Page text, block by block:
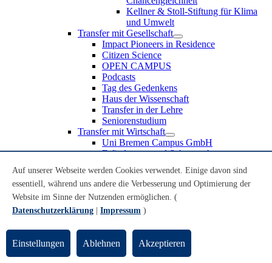
Kellner & Stoll-Stiftung für Klima
und Umwelt
Transfer mit Gesellschaft
Impact Pioneers in Residence
Citizen Science
OPEN CAMPUS
Podcasts
Tag des Gedenkens
Haus der Wissenschaft
Transfer in der Lehre
Seniorenstudium
Transfer mit Wirtschaft
Uni Bremen Campus GmbH
Erfindungen und Schutzrechte
Recruiting an der Universität Bremen
Weiterbildung an der Universität Bremen
Transfer mit Schule
Schülerinnen und Schüler
Schulklassen
Lehrkräfte
Gründungsunterstützung
Auf unserer Webseite werden Cookies verwendet. Einige davon sind
essentiell, während uns andere die Verbesserung und Optimierung der
Website im Sinne der Nutzenden ermöglichen. (
Datenschutzerklärung
Impressum )
Einstellungen Ablehnen Akzeptieren